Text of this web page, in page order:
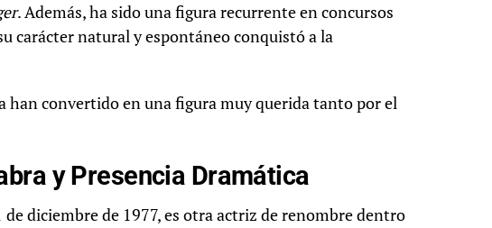
. Además, ha sido una figura recurrente en concursos
carácter natural y espontáneo conquistó a la
han convertido en una figura muy querida tanto por el
y Presencia Dramática
diciembre de 1977, es otra actriz de renombre dentro